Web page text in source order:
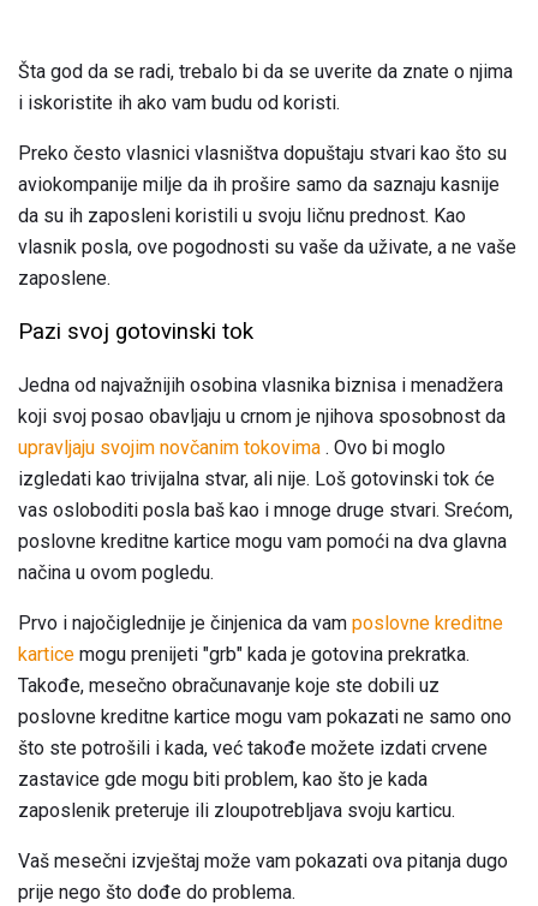
Šta god da se radi, trebalo bi da se uverite da znate o njima
i iskoristite ih ako vam budu od koristi.
Preko često vlasnici vlasništva dopuštaju stvari kao što su
aviokompanije milje da ih prošire samo da saznaju kasnije
da su ih zaposleni koristili u svoju ličnu prednost. Kao
vlasnik posla, ove pogodnosti su vaše da uživate, a ne vaše
zaposlene.
Pazi svoj gotovinski tok
Jedna od najvažnijih osobina vlasnika biznisa i menadžera
koji svoj posao obavljaju u crnom je njihova sposobnost da
upravljaju svojim novčanim tokovima . Ovo bi moglo
izgledati kao trivijalna stvar, ali nije. Loš gotovinski tok će
vas osloboditi posla baš kao i mnoge druge stvari. Srećom,
poslovne kreditne kartice mogu vam pomoći na dva glavna
načina u ovom pogledu.
Prvo i najočiglednije je činjenica da vam poslovne kreditne
kartice mogu prenijeti "grb" kada je gotovina prekratka.
Takođe, mesečno obračunavanje koje ste dobili uz
poslovne kreditne kartice mogu vam pokazati ne samo ono
što ste potrošili i kada, već takođe možete izdati crvene
zastavice gde mogu biti problem, kao što je kada
zaposlenik preteruje ili zloupotrebljava svoju karticu.
Vaš mesečni izvještaj može vam pokazati ova pitanja dugo
prije nego što dođe do problema.